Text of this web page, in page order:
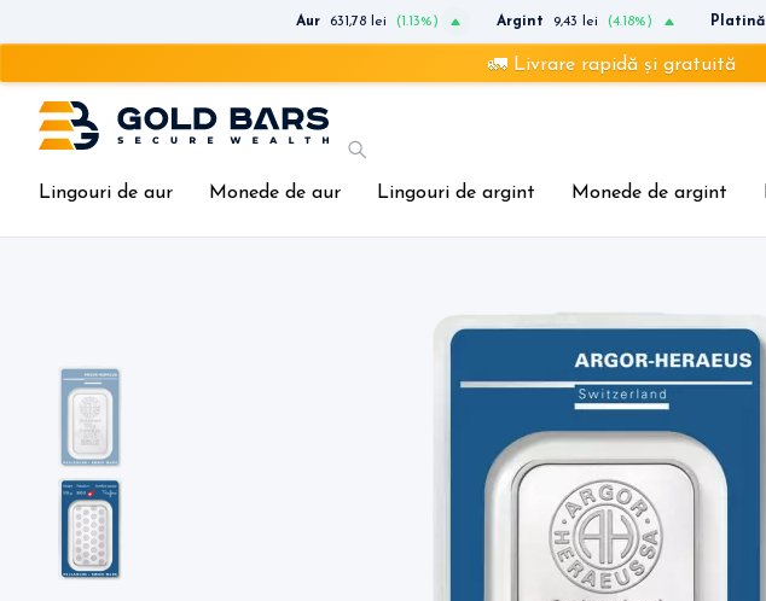
Aur 631,78 lei (1.13%) Argint 9,43 lei (4.18%) Platină
🚛 Livrare rapidă și gratuită
Lingouri de aur Monede de aur Lingouri de argint Monede de argint